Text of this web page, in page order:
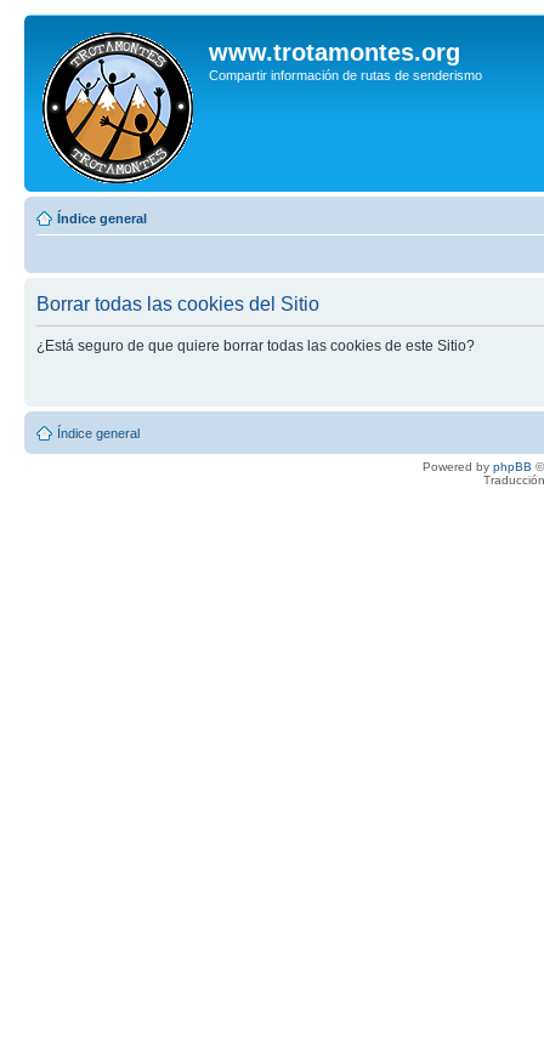
www.trotamontes.org
Compartir información de rutas de senderismo
Índice general
Borrar todas las cookies del Sitio
¿Está seguro de que quiere borrar todas las cookies de este Sitio?
Índice general
Powered by phpBB